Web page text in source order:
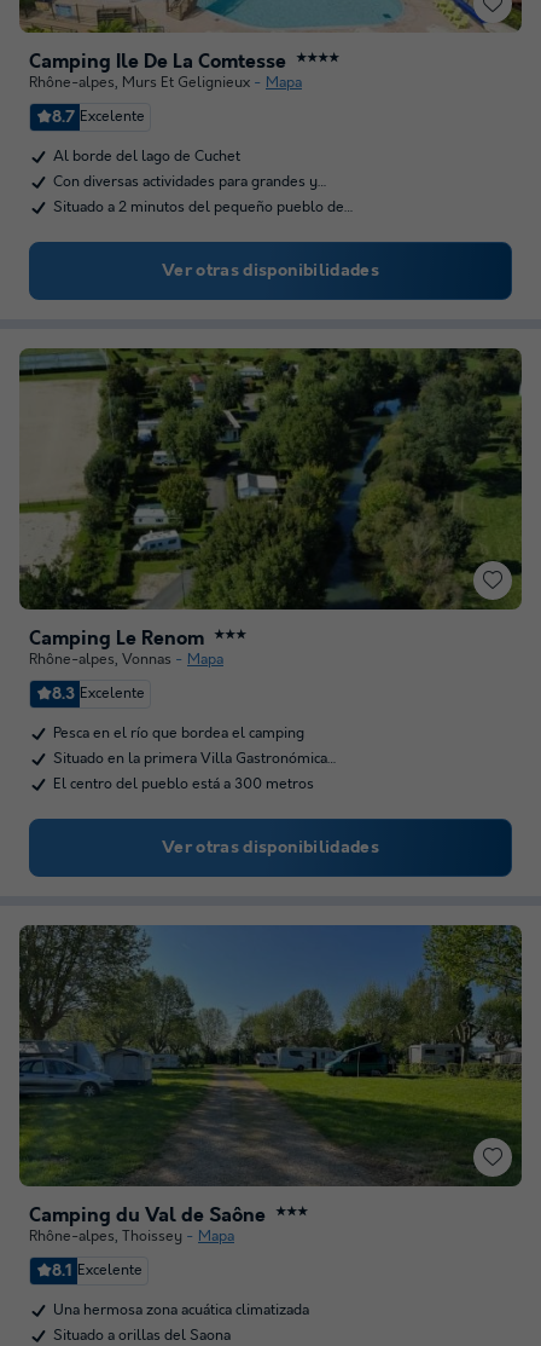
Camping Ile De La Comtesse ★★★★
Rhône-alpes, Murs Et Gelignieux Mapa
8.7 Excelente
Al borde del lago de Cuchet
Con diversas actividades para grandes y…
Situado a 2 minutos del pequeño pueblo de…
Ver otras disponibilidades
Camping Le Renom ★★★
Rhône-alpes, Vonnas Mapa
8.3 Excelente
Pesca en el río que bordea el camping
Situado en la primera Villa Gastronómica…
El centro del pueblo está a 300 metros
Ver otras disponibilidades
Camping du Val de Saône ★★★
Rhône-alpes, Thoissey Mapa
8.1 Excelente
Una hermosa zona acuática climatizada
Situado a orillas del Saona